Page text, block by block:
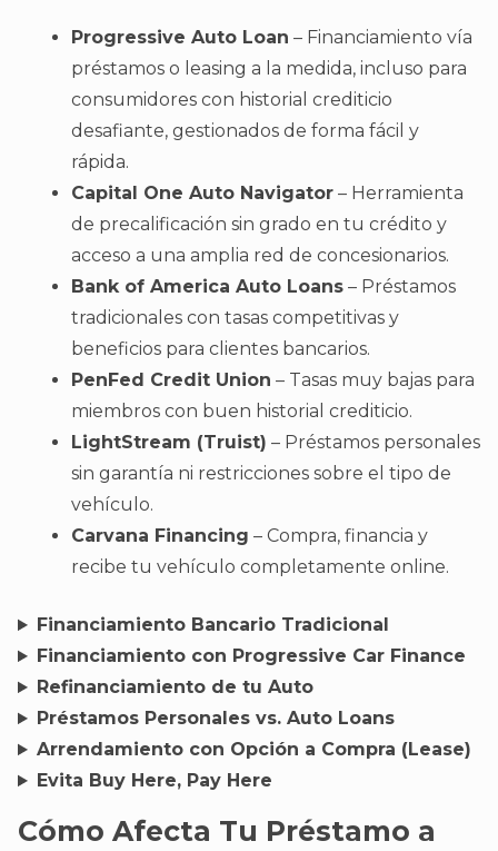
Progressive Auto Loan – Financiamiento vía
préstamos o leasing a la medida, incluso para
consumidores con historial crediticio
desafiante, gestionados de forma fácil y
rápida.
Capital One Auto Navigator – Herramienta
de precalificación sin grado en tu crédito y
acceso a una amplia red de concesionarios.
Bank of America Auto Loans – Préstamos
tradicionales con tasas competitivas y
beneficios para clientes bancarios.
PenFed Credit Union – Tasas muy bajas para
miembros con buen historial crediticio.
LightStream (Truist) – Préstamos personales
sin garantía ni restricciones sobre el tipo de
vehículo.
Carvana Financing – Compra, financia y
recibe tu vehículo completamente online.
Financiamiento Bancario Tradicional
Financiamiento con Progressive Car Finance
Refinanciamiento de tu Auto
Préstamos Personales vs. Auto Loans
Arrendamiento con Opción a Compra (Lease)
Evita Buy Here, Pay Here
Cómo Afecta Tu Préstamo a